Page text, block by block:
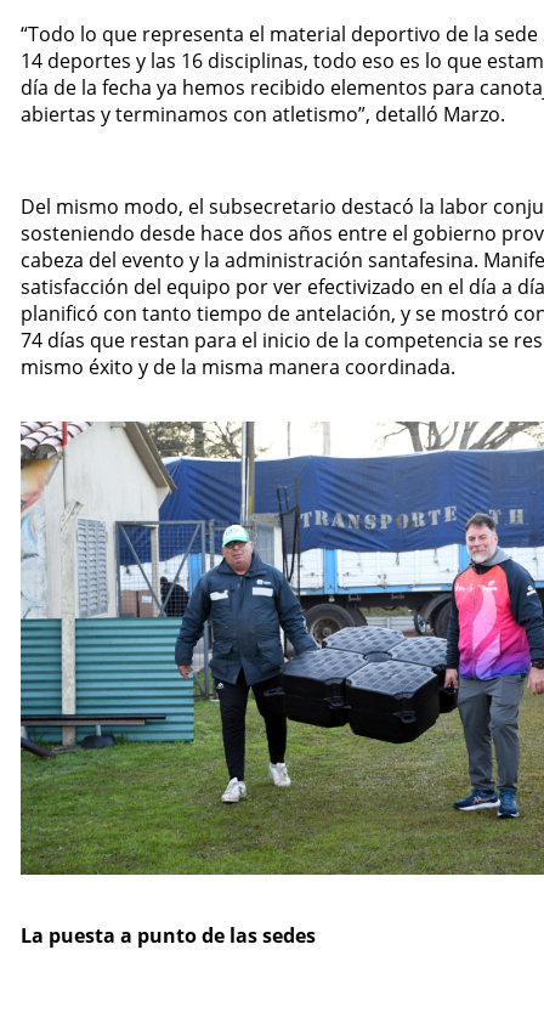
“Todo lo que representa el material deportivo de la sede
14 deportes y las 16 disciplinas, todo eso es lo que
día de la fecha ya hemos recibido elementos para
abiertas y terminamos con atletismo”, detalló Marzo.
Del mismo modo, el subsecretario destacó la labor
sosteniendo desde hace dos años entre el gobierno
cabeza del evento y la administración santafesina.
satisfacción del equipo por ver efectivizado en el día a
planificó con tanto tiempo de antelación, y se mostró
74 días que restan para el inicio de la competencia se
mismo éxito y de la misma manera coordinada.
La puesta a punto de las sedes